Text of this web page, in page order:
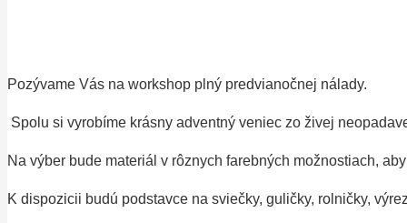
Pozývame Vás na workshop plný predvianočnej nálady.
Spolu si vyrobíme krásny adventný veniec zo živej
Na výber bude materiál v rôznych farebných možnostiach,
K dispozicii budú podstavce na sviečky, guličky, rolničky,